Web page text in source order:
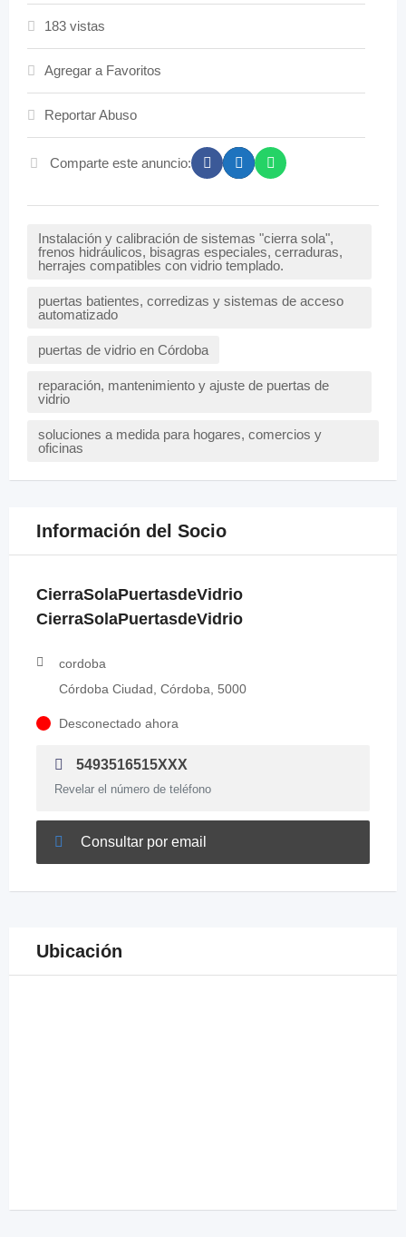
183 vistas
Agregar a Favoritos
Reportar Abuso
Comparte este anuncio:
Instalación y calibración de sistemas "cierra sola",
frenos hidráulicos, bisagras especiales, cerraduras,
herrajes compatibles con vidrio templado.
puertas batientes, corredizas y sistemas de acceso
automatizado
puertas de vidrio en Córdoba
reparación, mantenimiento y ajuste de puertas de
vidrio
soluciones a medida para hogares, comercios y
oficinas
Información del Socio
CierraSolaPuertasdeVidrio
CierraSolaPuertasdeVidrio
cordoba
Córdoba Ciudad, Córdoba, 5000
Desconectado ahora
5493516515XXX
Revelar el número de teléfono
Consultar por email
Ubicación